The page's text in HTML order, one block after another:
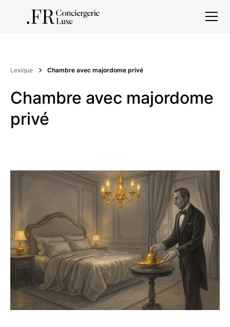
Lexique Chambre avec majordome privé
Chambre avec majordome
privé